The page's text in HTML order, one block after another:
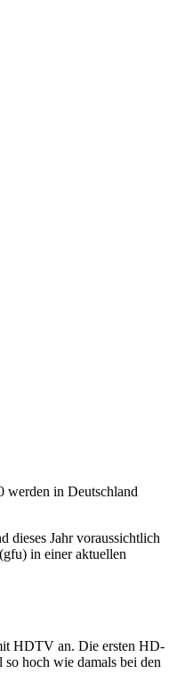
werden in Deutschland
dieses Jahr voraussichtlich
in einer aktuellen
HDTV an. Die ersten HD-
hoch wie damals bei den